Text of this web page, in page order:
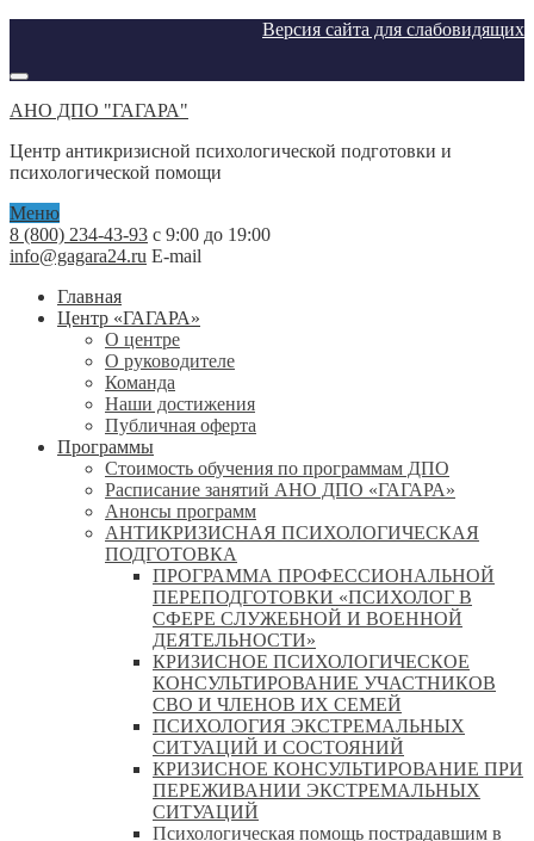
Версия сайта для слабовидящих
АНО ДПО "ГАГАРА"
Центр антикризисной психологической подготовки и
психологической помощи
Меню
8 (800) 234-43-93 с 9:00 до 19:00
info@gagara24.ru E-mail
Главная
Центр «ГАГАРА»
О центре
О руководителе
Команда
Наши достижения
Публичная оферта
Программы
Стоимость обучения по программам ДПО
Расписание занятий АНО ДПО «ГАГАРА»
Анонсы программ
АНТИКРИЗИСНАЯ ПСИХОЛОГИЧЕСКАЯ
ПОДГОТОВКА
ПРОГРАММА ПРОФЕССИОНАЛЬНОЙ
ПЕРЕПОДГОТОВКИ «ПСИХОЛОГ В
СФЕРЕ СЛУЖЕБНОЙ И ВОЕННОЙ
ДЕЯТЕЛЬНОСТИ»
КРИЗИСНОЕ ПСИХОЛОГИЧЕСКОЕ
КОНСУЛЬТИРОВАНИЕ УЧАСТНИКОВ
СВО И ЧЛЕНОВ ИХ СЕМЕЙ
ПСИХОЛОГИЯ ЭКСТРЕМАЛЬНЫХ
СИТУАЦИЙ И СОСТОЯНИЙ
КРИЗИСНОЕ КОНСУЛЬТИРОВАНИЕ ПРИ
ПЕРЕЖИВАНИИ ЭКСТРЕМАЛЬНЫХ
СИТУАЦИЙ
Психологическая помощь пострадавшим в